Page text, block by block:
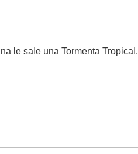
le sale una Tormenta Tropical.